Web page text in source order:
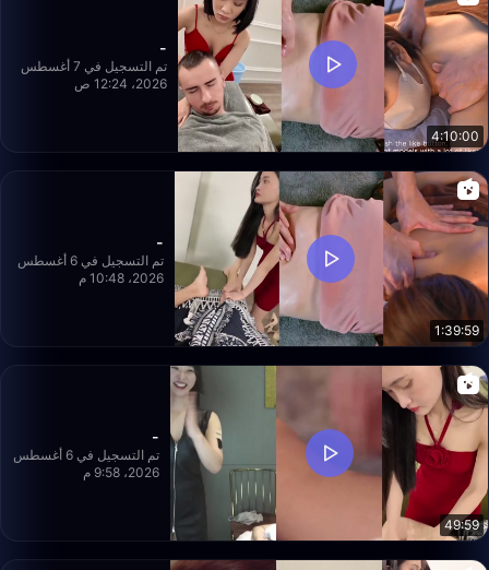
4:10:00
-
تم التسجيل في 7 أغسطس
2026، 12:24 ص
1:39:59
-
تم التسجيل في 6 أغسطس
2026، 10:48 م
49:59
-
تم التسجيل في 6 أغسطس
2026، 9:58 م